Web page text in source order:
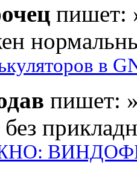
пишет:
в
пишет:
без